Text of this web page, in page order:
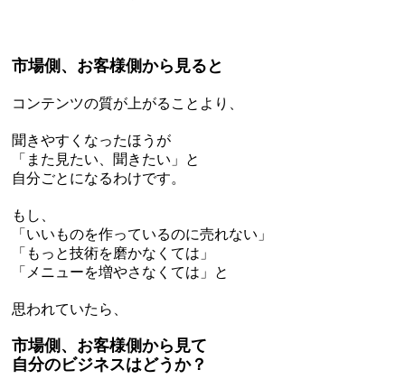
市場側、お客様側から見ると
コンテンツの質が上がることより、
聞きやすくなったほうが
「また見たい、聞きたい」と
自分ごとになるわけです。
もし、
「いいものを作っているのに売れない」
「もっと技術を磨かなくては」
「メニューを増やさなくては」と
思われていたら、
市場側、お客様側から見て
自分のビジネスはどうか？